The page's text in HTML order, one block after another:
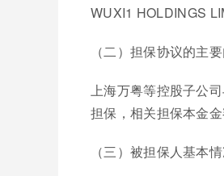
WUXI1 HOLDINGS
（二）担保协议的主
上海万粤等控股子公
担保，相关担保本金
（三）被担保人基本